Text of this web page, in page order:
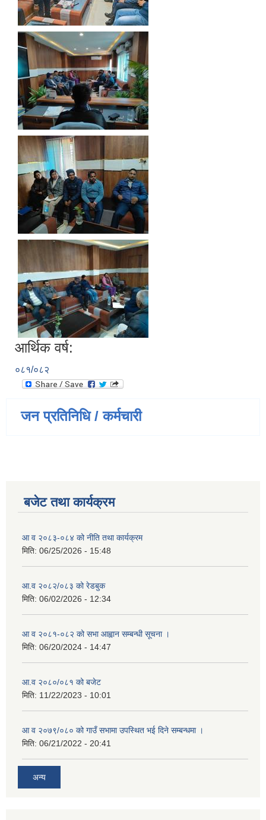
आर्थिक वर्ष:
०८१/०८२
जन प्रतिनिधि / कर्मचारी
बजेट तथा कार्यक्रम
आ व २०८३-०८४ को नीति तथा कार्यक्रम
मिति: 06/25/2026 - 15:48
आ.व २०८२/०८३ को रेडबुक
मिति: 06/02/2026 - 12:34
आ व २०८१-०८२ को सभा आह्वान सम्बन्धी सूचना ।
मिति: 06/20/2024 - 14:47
आ.व २०८०/०८१ को बजेट
मिति: 11/22/2023 - 10:01
आ व २०७९/०८० को गाउँ सभामा उपस्थित भई दिने सम्बन्धमा ।
मिति: 06/21/2022 - 20:41
अन्य